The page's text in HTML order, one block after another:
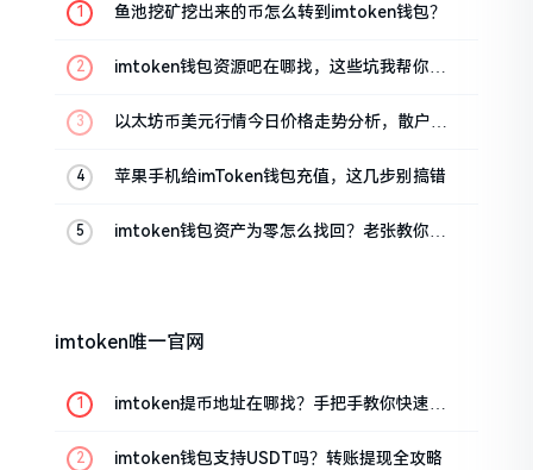
鱼池挖矿挖出来的币怎么转到imtoken钱包？
imtoken钱包资源吧在哪找，这些坑我帮你趟
以太坊币美元行情今日价格走势分析，散户如
苹果手机给imToken钱包充值，这几步别搞错
imtoken钱包资产为零怎么找回？老张教你几
imtoken唯一官网
imtoken提币地址在哪找？手把手教你快速查
imtoken钱包支持USDT吗？转账提现全攻略